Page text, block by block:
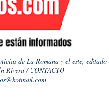
de La Romana y el este, editado
Rivera / CONTACTO